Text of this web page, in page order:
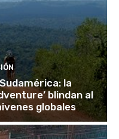
la
blindan al
globales